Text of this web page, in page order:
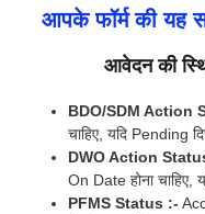
आपके फॉर्म की यह
आवेदन की
BDO/SDM Action
चाहिए, यदि Pending
DWO Action
On Date होना चाहिए,
PFMS Status :-